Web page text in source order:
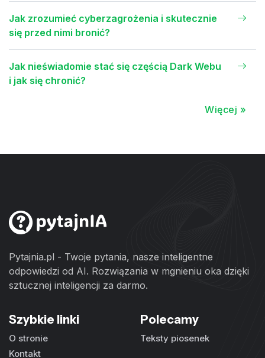
Jak zrozumieć cyberzagrożenia i skutecznie
się przed nimi bronić?
Jak nieświadomie stać się częścią Dark Webu
i jak się chronić?
Więcej »
Pytajnia.pl - Twoje pytania, nasze inteligentne
odpowiedzi od AI. Rozwiązania w mgnieniu oka dzięki
sztucznej inteligencji za darmo.
Szybkie linki
O stronie
Kontakt
Polecamy
Teksty piosenek